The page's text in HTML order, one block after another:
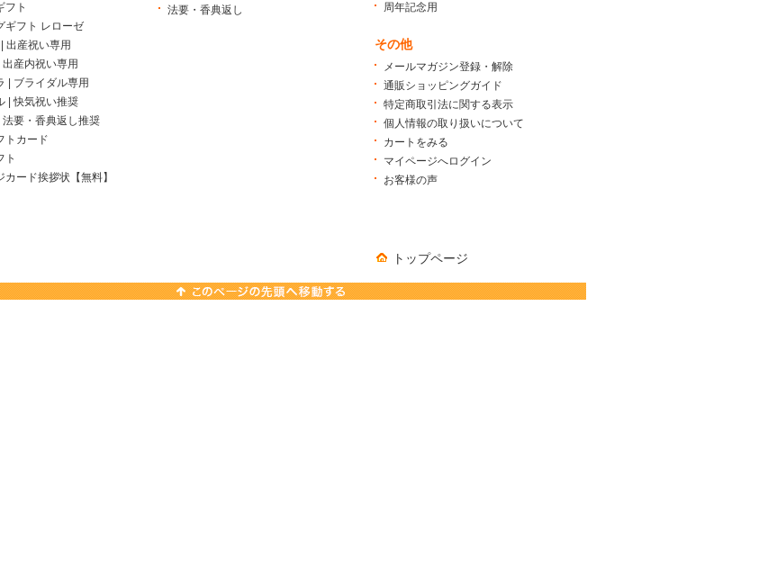
フト
ギフト レローゼ
出産祝い専用
出産内祝い専用
| ブライダル専用
| 快気祝い推奨
法要・香典返し推奨
トカード
ト
カード挨拶状【無料】
法要・香典返し
周年記念用
その他
メールマガジン登録・解除
通販ショッピングガイド
特定商取引法に関する表示
個人情報の取り扱いについて
カートをみる
マイページへログイン
お客様の声
トップページ